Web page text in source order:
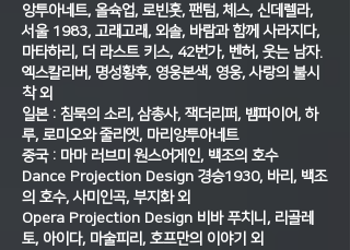
앙투아네트, 올슉업, 로빈훗, 팬텀, 체스, 신데렐라,
서울 1983, 고래고래, 외솔, 바람과 함께 사라지다,
마타하리, 더 라스트 키스, 42번가, 벤허, 웃는 남자.
엑스칼리버, 명성황후, 영웅본색, 영웅, 사랑의 불시
착 외
일본 : 침묵의 소리, 삼총사, 잭더리퍼, 뱀파이어, 하
루, 로미오와 줄리엣, 마리앙투아네트
중국 : 마마 러브미 원스어게인, 백조의 호수
Dance Projection Design 경승1930, 바리, 백조
의 호수, 사미인곡, 부지화 외
Opera Projection Design 비바 푸치니, 리골레
토, 아이다, 마술피리, 호프만의 이야기 외